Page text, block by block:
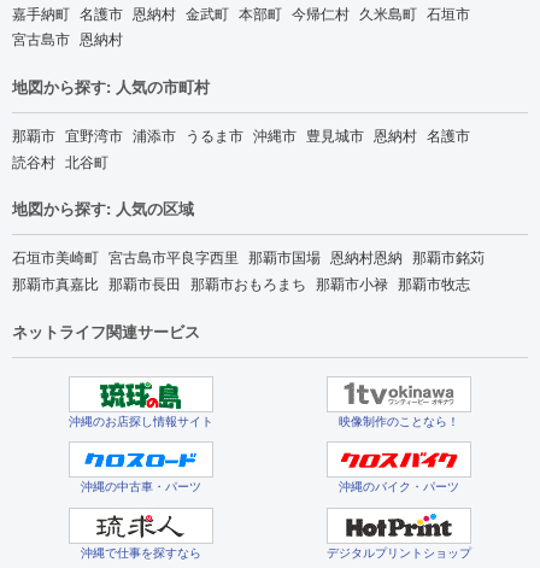
嘉手納町 名護市 恩納村 金武町 本部町 今帰仁村 久米島町 石垣市
宮古島市 恩納村
地図から探す: 人気の市町村
那覇市 宜野湾市 浦添市 うるま市 沖縄市 豊見城市 恩納村 名護市
読谷村 北谷町
地図から探す: 人気の区域
石垣市美崎町 宮古島市平良字西里 那覇市国場 恩納村恩納 那覇市銘苅
那覇市真嘉比 那覇市長田 那覇市おもろまち 那覇市小禄 那覇市牧志
ネットライフ関連サービス
沖縄のお店探し情報サイト 映像制作のことなら！
沖縄の中古車・パーツ 沖縄のバイク・パーツ
沖縄で仕事を探すなら デジタルプリントショップ